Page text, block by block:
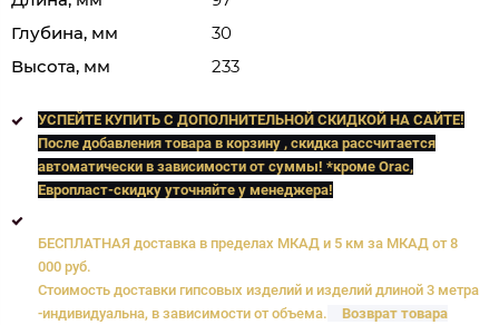
Глубина, мм
30
Высота, мм
233
УСПЕЙТЕ КУПИТЬ C ДОПОЛНИТЕЛЬНОЙ СКИДКОЙ НА САЙТЕ!
После добавления товара в корзину , скидка рассчитается
автоматически в зависимости от суммы! *кроме Orac,
Европласт-скидку уточняйте у менеджера!
БЕСПЛАТНАЯ доставка в пределах МКАД и 5 км за МКАД от 8
000 руб.
Стоимость доставки гипсовых изделий и изделий длиной 3 метра
-индивидуальна, в зависимости от объема.
Возврат товара